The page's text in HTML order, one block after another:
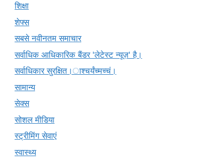
शिक्षा
शेफ्स
सबसे नवीनतम समाचार
सर्वाधिक आधिकारिक बैंडर 'लेटेस्ट न्यूज़' है।
सर्वाधिकार सुरक्षित।ाश्चर्यंच्मच्चं।
सामान्य
सेक्स
सोशल मीडिया
स्ट्रीमिंग सेवाएं
स्वास्थ्य